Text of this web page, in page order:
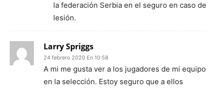
la federación Serbia en el seguro en caso de
lesión.
Larry Spriggs
24 febrero 2020 En 10:58
A mi me gusta ver a los jugadores de mi equipo
en la selección. Estoy seguro que a ellos